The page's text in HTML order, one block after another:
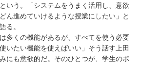
いう。「システムをうまく活用し、意欲
ん進めていけるような授業にしたい」と
る。
多くの機能があるが、すべてを使う必要
いたい機能を使えばいい」そう話す上田
にも意欲的だ。そのひとつが、学生のポ